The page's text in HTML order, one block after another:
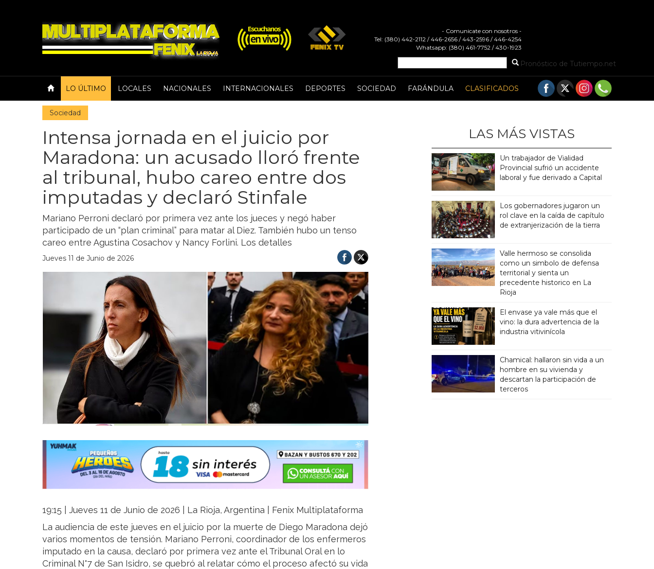
- Comunicate con nosotros -
Tel: (380) 442-2112 / 446-2656 / 443-2596 / 446-4254
Whatsapp: (380) 461-7752 / 430-1923
Pronóstico de Tutiempo.net
LO ÚLTIMO LOCALES NACIONALES INTERNACIONALES DEPORTES SOCIEDAD FARÁNDULA CLASIFICADOS
Sociedad
Intensa jornada en el juicio por
Maradona: un acusado lloró frente
al tribunal, hubo careo entre dos
imputadas y declaró Stinfale
Mariano Perroni declaró por primera vez ante los jueces y negó haber
participado de un “plan criminal” para matar al Diez. También hubo un tenso
careo entre Agustina Cosachov y Nancy Forlini. Los detalles
Jueves 11 de Junio de 2026
19:15 | Jueves 11 de Junio de 2026 | La Rioja, Argentina | Fenix Multiplataforma
La audiencia de este jueves en el juicio por la muerte de Diego Maradona dejó
varios momentos de tensión. Mariano Perroni, coordinador de los enfermeros
imputado en la causa, declaró por primera vez ante el Tribunal Oral en lo
Criminal N°7 de San Isidro, se quebró al relatar cómo el proceso afectó su vida
LAS MÁS VISTAS
Un trabajador de Vialidad
Provincial sufrió un accidente
laboral y fue derivado a Capital
Los gobernadores jugaron un
rol clave en la caída de capítulo
de extranjerización de la tierra
Valle hermoso se consolida
como un simbolo de defensa
territorial y sienta un
precedente historico en La
Rioja
El envase ya vale más que el
vino: la dura advertencia de la
industria vitivinícola
Chamical: hallaron sin vida a un
hombre en su vivienda y
descartan la participación de
terceros